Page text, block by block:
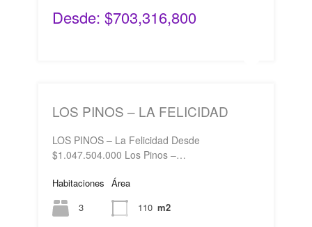
Desde: $703,316,800
LOS PINOS – LA FELICIDAD
LOS PINOS – La Felicidad Desde
$1.047.504.000 Los Pinos –…
Habitaciones
3
Área
110 m2